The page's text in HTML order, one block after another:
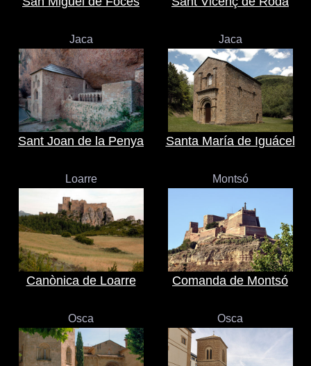
Jaca
Sant Joan de la Penya
Jaca
Santa María de Iguácel
Loarre
Canònica de Loarre
Montsó
Comanda de Montsó
Osca Osca